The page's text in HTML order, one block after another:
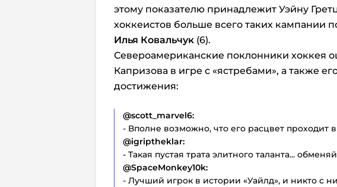
этому показателю принадлежит Уэйну
хоккеистов больше всего таких кампании
Илья Ковальчук (6).
Североамериканские поклонники хоккея
Капризова в игре с «ястребами», а также
достижения:
@scott_marvel6:
- Вполне возможно, что его расцвет проходит
@igriptheklar:
- Такая пустая трата элитного таланта...
@SpaceMonkey10k:
- Лучший игрок в истории «Уайлд», и никто с